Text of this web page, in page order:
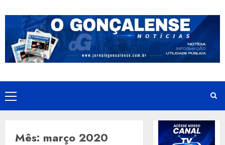
to
content
Primary
Menu
Mês: março 2020